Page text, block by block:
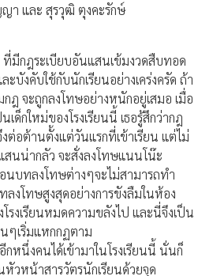
า และ สุรวุฒิ ตุงคะรักษ์
มีกฎระเบียบอันแสนเข้มงวดสืบทอด
บังคับใช้กับนักเรียนอย่างเคร่งครัด ถ้า
ฎ จะถูกลงโทษอย่างหนักอยู่เสมอ เมื่อ
ด็กใหม่ของโรงเรียนนี้ เธอรู้สึกว่ากฎ
ต่อต้านตั้งแต่วันแรกที่เข้าเรียน แต่ไม่
สนน่ากลัว จะสั่งลงโทษแนนโน๊ะ
นบทลงโทษต่างๆจะไม่สามารถทำ
งโทษสูงสุดอย่างการขังลืมในห้อง
งเรียนหมดความขลังไป และนี่จึงเป็น
ๆเริ่มแหกกฏตาม
หนึ่งคนได้เข้ามาในโรงเรียนนี้ นั่นก็
หัวหน้าสารวัตรนักเรียนด้วยจุด